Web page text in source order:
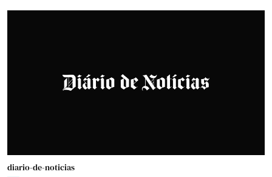
diario-de-noticias